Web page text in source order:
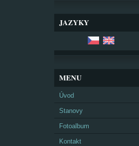
JAZYKY
MENU
Úvod
Stanovy
Fotoalbum
Kontakt